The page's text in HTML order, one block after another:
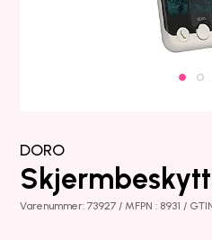
DORO
Varenummer: 73927 / MFPN : 8931 /